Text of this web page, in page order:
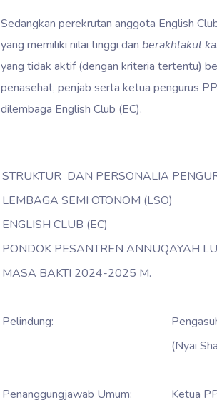
Sedangkan perekrutan anggota English
yang memiliki nilai tinggi danberakhlakul
yang tidak aktif (dengan kriteria tertentu)
penasehat, penjab serta ketua pengurus
dilembaga English Club (EC).
STRUKTUR DAN PERSONALIA
LEMBAGA SEMI OTONOM (LSO)
ENGLISH CLUB (EC)
PONDOK PESANTREN ANNUQAYAH
MASA BAKTI 2024-2025 M.
Pelindung:
(Nyai
Penanggungjawab Umum:
Ketua